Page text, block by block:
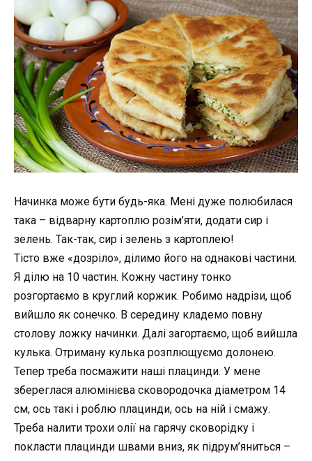
Начинка може бути будь-яка. Мені дуже полюбилася
така – відварну картоплю розім’яти, додати сир і
зелень. Так-так, сир і зелень з картоплею!
Тісто вже «дозріло», ділимо його на однакові частини.
Я ділю на 10 частин. Кожну частину тонко
розгортаємо в круглий коржик. Робимо надрізи, щоб
вийшло як сонечко. В середину кладемо повну
столову ложку начинки. Далі загортаємо, щоб вийшла
кулька. Отриману кулька розплющуємо долонею.
Тепер треба посмажити наші плацинди. У мене
збереглася алюмінієва сковородочка діаметром 14
см, ось такі і роблю плацинди, ось на ній і смажу.
Треба налити трохи олії на гарячу сковорідку і
покласти плацинди швами вниз, як підрум’яниться –